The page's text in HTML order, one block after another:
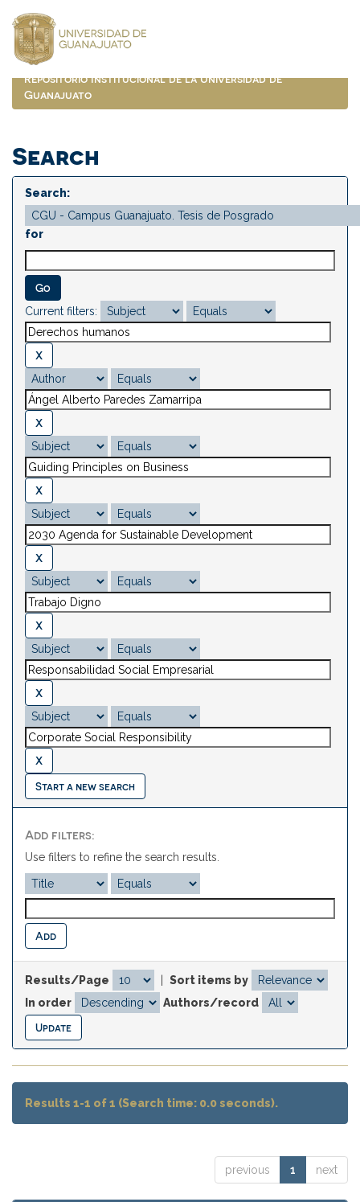
navigation
Repositorio Institucional de la Universidad de
Guanajuato
Search
Search:
for
Current filters:
Start a new search
Add filters:
Use filters to refine the search results.
Results/Page
Sort items by
In order
Authors/record
Results 1-1 of 1 (Search time: 0.0 seconds).
previous 1 next